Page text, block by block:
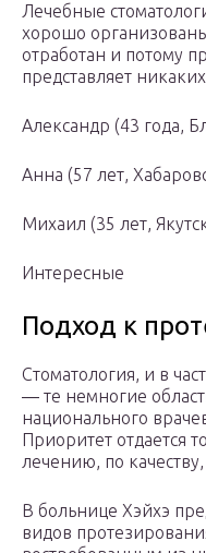
Лечебные
хорошо
отработан и потому
представляет
Александр (43 года,
Анна (57 лет,
Михаил (35 лет,
Интересные
Подход к
Стоматология, и в
― те немногие
национального
Приоритет отдается
лечению, по
В больнице Хэйхэ
видов